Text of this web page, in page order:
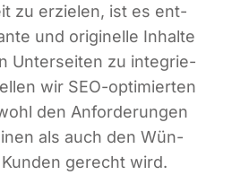
zu erzie­len, ist es ent­
und ori­gi­nel­le Inhal­te
Unter­sei­ten zu inte­grie­
wir SEO-opti­mier­ten
den Anfor­de­run­gen
als auch den Wün­
gerecht wird.